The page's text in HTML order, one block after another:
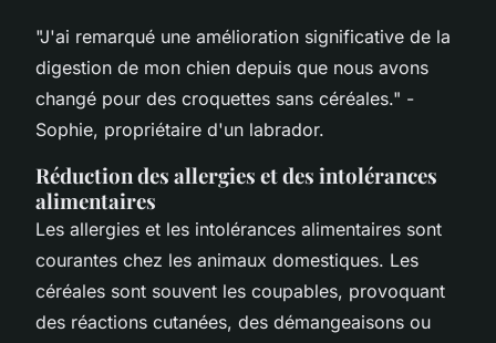
"J'ai remarqué une amélioration significative de la
digestion de mon chien depuis que nous avons
changé pour des croquettes sans céréales." -
Sophie, propriétaire d'un labrador.
Réduction des allergies et des intolérances
alimentaires
Les allergies et les intolérances alimentaires sont
courantes chez les animaux domestiques. Les
céréales sont souvent les coupables, provoquant
des réactions cutanées, des démangeaisons ou